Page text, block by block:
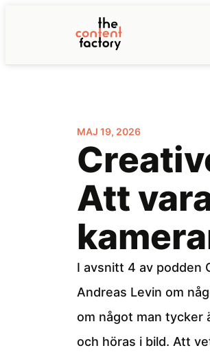
MAJ 19, 2026
Att
I avsnitt 4 av podden
Andreas Levin om
om något man tycker
och höras i bild. Att